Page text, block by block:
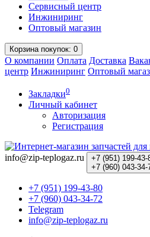
Сервисный центр
Инжиниринг
Оптовый магазин
Корзинапокупок: 0
О компании Оплата Доставка
центр Инжиниринг Оптовый
Закладки0
Личный кабинет
Авторизация
Регистрация
info@zip-teplogaz.ru +7 (951) 199-43-
+7 (960) 043-34-
+7 (951) 199-43-80
+7 (960) 043-34-72
Telegram
info@zip-teplogaz.ru